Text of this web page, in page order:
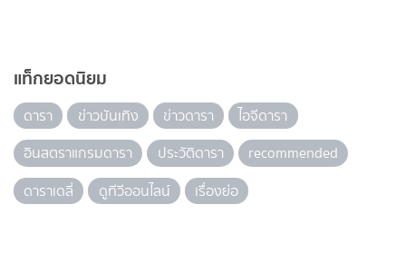
แท็กยอดนิยม
ดารา ข่าวบันเทิง ข่าวดารา
ไอจีดารา
อินสตราแกรมดารา
ประวัติดารา
recommended
ดาราเดลี่
ดูทีวีออนไลน์ เรื่องย่อ